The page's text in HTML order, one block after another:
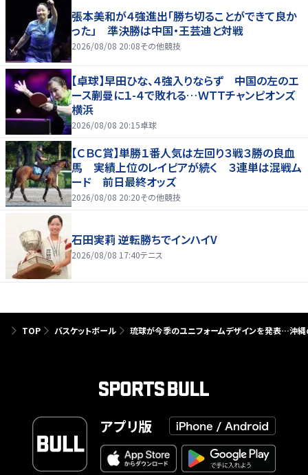
張本美和が４強進出「勝ち切ることができて良か
った」 準決勝は中国・王芸迪と対戦
2026/08/08 20:08その他競技
【卓球】早田ひな、４強入りならず 中国の左のエ
ース蒯曼に１-４で敗れる…ＷＴＴチャンピオンズ
横浜
2026/08/08 20:15卓球
【ＣＢＣ賞】単勝１番人気は左回り３戦３勝の良血
馬 実績上位のレイピアが続く ３連単は混戦ム
ード 前日最終オッズ
2026/08/08 20:20その他競技
石田実莉 逆転勝ちでインハイV
2026/08/08 17:40テニス
TOP バスケットボール 琉球が今季のユニフォームデザインを発表…沖縄
アプリ版